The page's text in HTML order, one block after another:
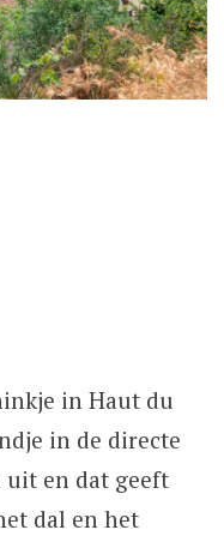
in Haut du
in de directe
uit en dat geeft
dal en het